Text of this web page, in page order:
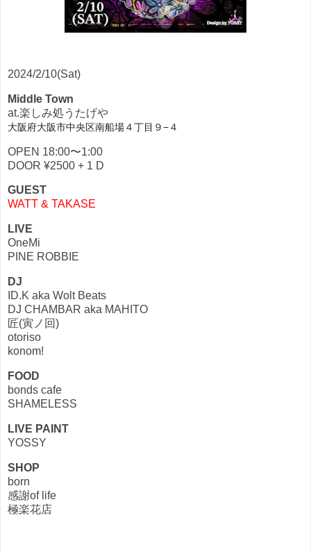
2024/2/10(Sat)
Middle Town
at.楽しみ処うたげや
大阪府大阪市中央区南船場４丁目９−４
OPEN 18:00〜1:00
DOOR ¥2500 + 1 D
GUEST
WATT & TAKASE
LIVE
OneMi
PINE ROBBIE
DJ
ID.K aka Wolt Beats
DJ CHAMBAR aka MAHITO
匠(寅ノ回)
otoriso
konom!
FOOD
bonds cafe
SHAMELESS
LIVE PAINT
YOSSY
SHOP
born
感謝of life
極楽花店